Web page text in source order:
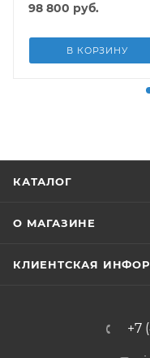
подст.
98 800 руб.
В КОРЗИНУ
КАТАЛОГ
О МАГАЗИНЕ
КЛИЕНТСКАЯ
+7